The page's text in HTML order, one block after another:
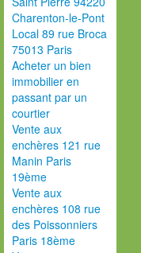
Charenton-le-Pont
Local 89 rue Broca
75013 Paris
Acheter un bien
immobilier en
passant par un
courtier
Vente aux
enchères 121 rue
Manin Paris
19ème
Vente aux
enchères 108 rue
des Poissonniers
Paris 18ème